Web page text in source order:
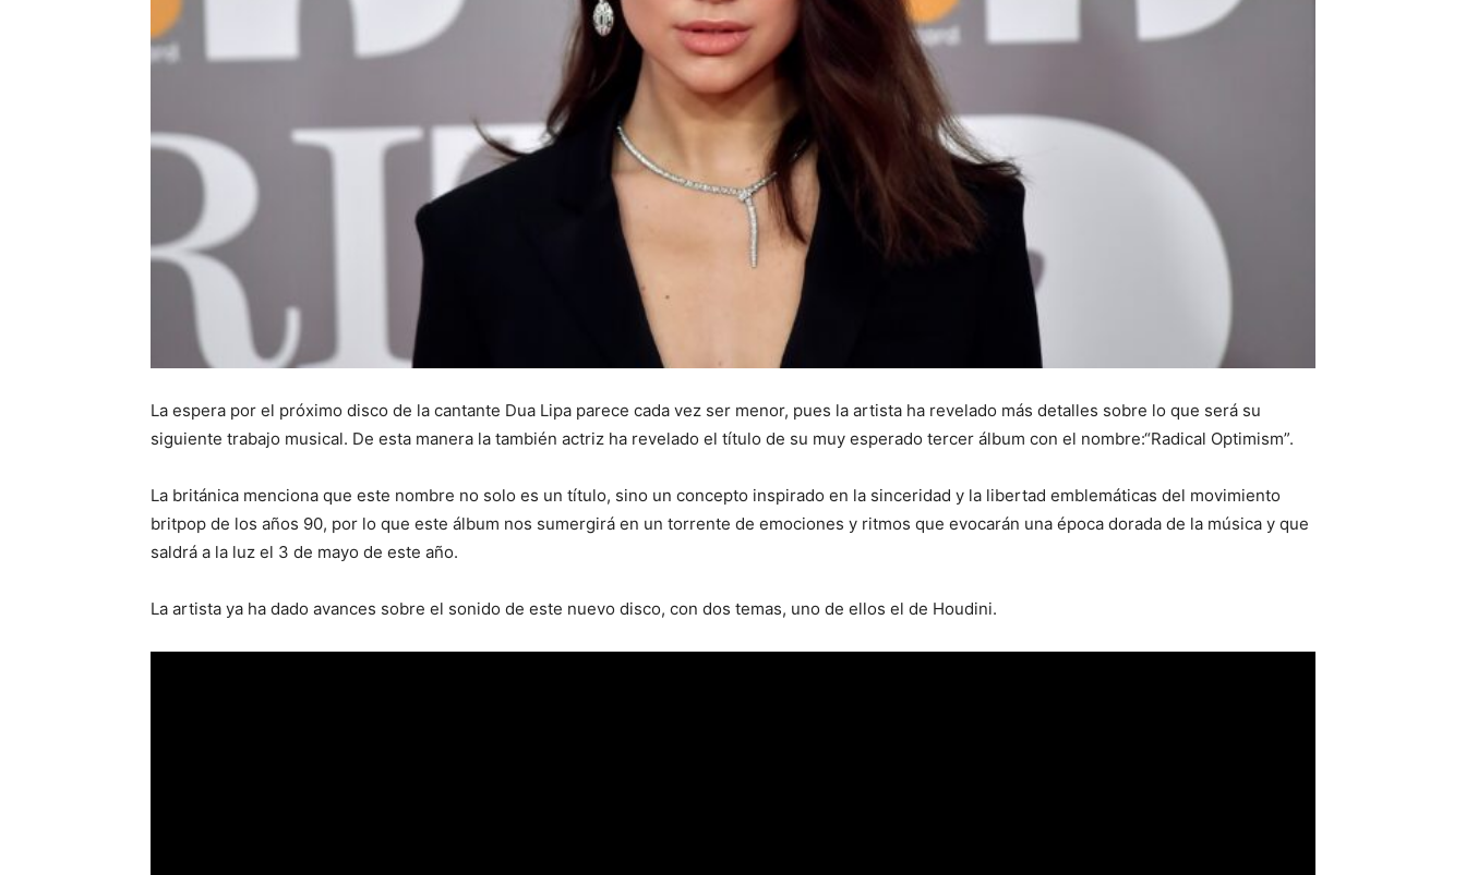
La espera por el próximo disco de la cantante Dua Lipa parece cada vez ser menor, pues la artista ha revelado más detalles sobre lo que será su
siguiente trabajo musical. De esta manera la también actriz ha revelado el título de su muy esperado tercer álbum con el nombre:“Radical Optimism”.
La británica menciona que este nombre no solo es un título, sino un concepto inspirado en la sinceridad y la libertad emblemáticas del movimiento
britpop de los años 90, por lo que este álbum nos sumergirá en un torrente de emociones y ritmos que evocarán una época dorada de la música y que
saldrá a la luz el 3 de mayo de este año.
La artista ya ha dado avances sobre el sonido de este nuevo disco, con dos temas, uno de ellos el de Houdini.